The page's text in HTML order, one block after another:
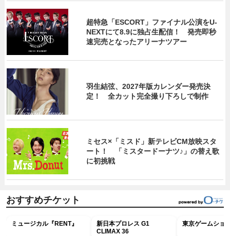
超特急「ESCORT」ファイナル公演をU-
NEXTにて8.9に独占生配信！ 発売即秒
速完売となったアリーナツアー
羽生結弦、2027年版カレンダー発売決
定！ 全カット完全撮り下ろしで制作
ミセス×「ミスド」新テレビCM放映スタ
ート！ 「ミスタードーナツ♪」の替え歌
に初挑戦
おすすめチケット
ミュージカル『RENT』
新日本プロレス G1
CLIMAX 36
東京ゲームショ